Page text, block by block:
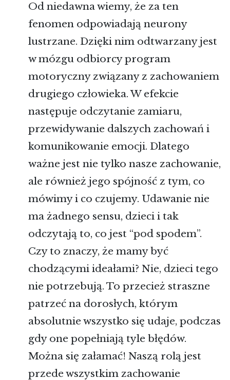
Od niedawna wiemy, że za ten
fenomen odpowiadają neurony
lustrzane. Dzięki nim odtwarzany jest
w mózgu odbiorcy program
motoryczny związany z zachowaniem
drugiego człowieka. W efekcie
następuje odczytanie zamiaru,
przewidywanie dalszych zachowań i
komunikowanie emocji. Dlatego
ważne jest nie tylko nasze zachowanie,
ale również jego spójność z tym, co
mówimy i co czujemy. Udawanie nie
ma żadnego sensu, dzieci i tak
odczytają to, co jest “pod spodem”.
Czy to znaczy, że mamy być
chodzącymi ideałami? Nie, dzieci tego
nie potrzebują. To przecież straszne
patrzeć na dorosłych, którym
absolutnie wszystko się udaje, podczas
gdy one popełniają tyle błędów.
Można się załamać! Naszą rolą jest
przede wszystkim zachowanie